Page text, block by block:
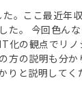
。ここ最近年
た。 今回色ん
化の観点でリ
方の説明も分
りと説明して